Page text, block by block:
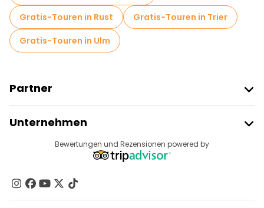
Gratis-Touren in Rust
Gratis-Touren in Trier
Gratis-Touren in Ulm
Partner
Anbieter-Anmeldung
Affiliate-Programm
Unternehmen
Reiseziele
Kontakt
Gruppen
Bewertungen und Rezensionen powered by